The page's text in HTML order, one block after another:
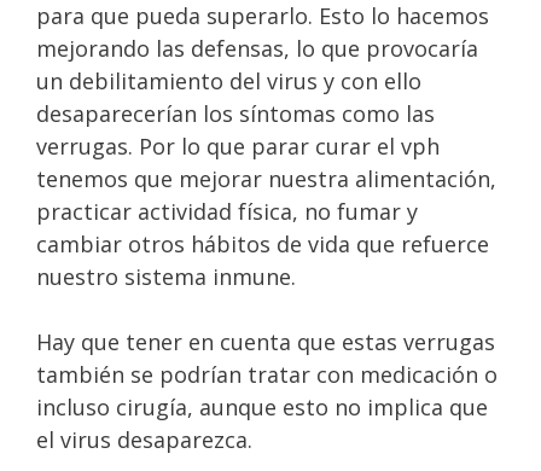
para que pueda superarlo. Esto lo hacemos
mejorando las defensas, lo que provocaría
un debilitamiento del virus y con ello
desaparecerían los síntomas como las
verrugas. Por lo que parar curar el vph
tenemos que mejorar nuestra alimentación,
practicar actividad física, no fumar y
cambiar otros hábitos de vida que refuerce
nuestro sistema inmune.
Hay que tener en cuenta que estas verrugas
también se podrían tratar con medicación o
incluso cirugía, aunque esto no implica que
el virus desaparezca.